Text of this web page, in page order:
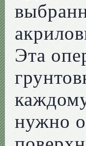
Эта
нужно